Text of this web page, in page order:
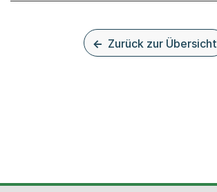
Zurück zur Übersicht